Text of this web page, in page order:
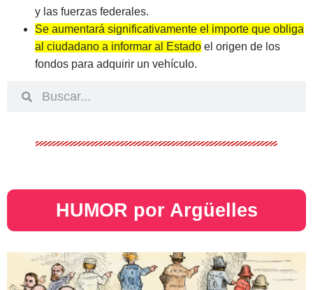
y las fuerzas federales.
Se aumentará significativamente el importe que obliga
al ciudadano a informar al Estado el origen de los
fondos para adquirir un vehículo.
HUMOR por Argüelles​